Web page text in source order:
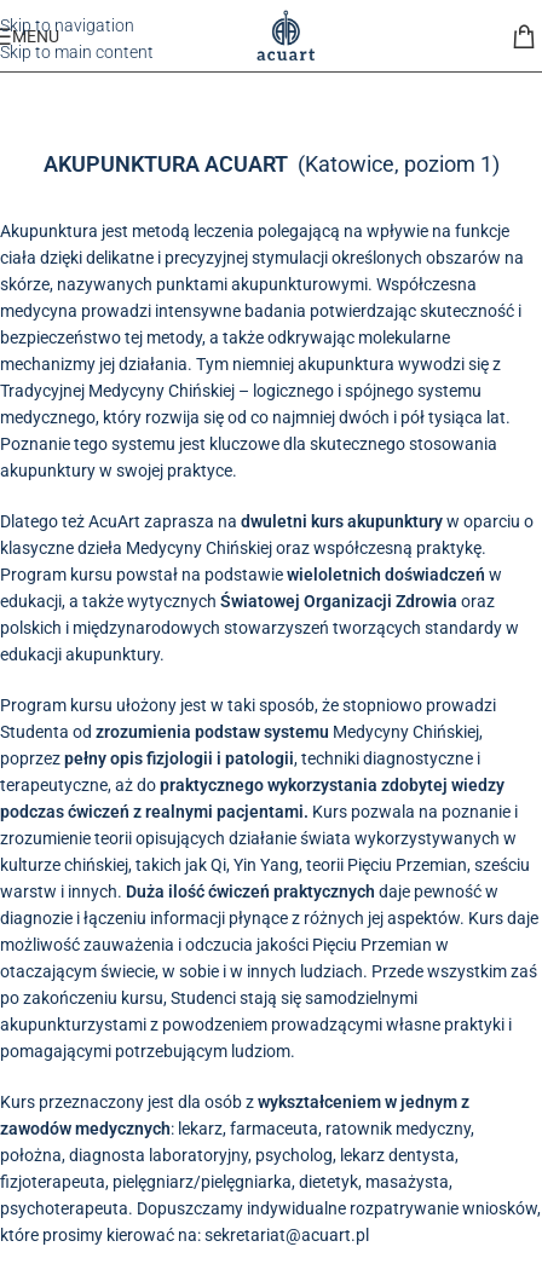
Skip to navigation
Skip to main content
MENU
AKUPUNKTURA
Informacje szczegółowe
Pełen kurs obejmuje24 zjazdypo15 godzin
każdy
Miejsce: Katowice, ul. Klonowa 35C
Język wykładowy:polski
Koszt:24 raty po 1150 PLNkażda
AKUPUNKTURA ACUART (Katowice, poziom 1)
Akupunktura jest metodą leczenia polegającą na wpływie na funkcje
ciała dzięki delikatne i precyzyjnej stymulacji określonych obszarów na
skórze, nazywanych punktami akupunkturowymi. Współczesna
medycyna prowadzi intensywne badania potwierdzając skuteczność i
bezpieczeństwo tej metody, a także odkrywając molekularne
mechanizmy jej działania. Tym niemniej akupunktura wywodzi się z
Tradycyjnej Medycyny Chińskiej – logicznego i spójnego systemu
medycznego, który rozwija się od co najmniej dwóch i pół tysiąca lat.
Poznanie tego systemu jest kluczowe dla skutecznego stosowania
akupunktury w swojej praktyce.
Dlatego też AcuArt zaprasza na dwuletni kurs akupunkturyw oparciu o
klasyczne dzieła Medycyny Chińskiej oraz współczesną praktykę.
Program kursu powstał na podstawiewieloletnich doświadczeń w
edukacji, a także wytycznych Światowej Organizacji Zdrowia oraz
polskich i międzynarodowych stowarzyszeń tworzących standardy w
edukacji akupunktury.
Program kursu ułożony jest w taki sposób, że stopniowo prowadzi
Studenta od zrozumienia podstaw systemu Medycyny Chińskiej,
poprzezpełny opis fizjologii i patologii, techniki diagnostyczne i
terapeutyczne, aż dopraktycznego wykorzystania zdobytej wiedzy
podczas ćwiczeń z realnymi pacjentami. Kurs pozwala na poznanie i
zrozumienie teorii opisujących działanie świata wykorzystywanych w
kulturze chińskiej, takich jak Qi, Yin Yang, teorii Pięciu Przemian, sześciu
warstw i innych. Duża ilość ćwiczeń praktycznych daje pewność w
diagnozie i łączeniu informacji płynące z różnych jej aspektów. Kurs daje
możliwość zauważenia i odczucia jakości Pięciu Przemian w
otaczającym świecie, w sobie i w innych ludziach. Przede wszystkim zaś
po zakończeniu kursu, Studenci stają się samodzielnymi
akupunkturzystami z powodzeniem prowadzącymi własne praktyki i
pomagającymi potrzebującym ludziom.
Kurs przeznaczony jest dla osób zwykształceniem w jednym z
zawodów medycznych: lekarz, farmaceuta, ratownik medyczny,
położna, diagnosta laboratoryjny, psycholog, lekarz dentysta,
fizjoterapeuta, pielęgniarz/pielęgniarka, dietetyk, masażysta,
psychoterapeuta. Dopuszczamy indywidualne rozpatrywanie wniosków,
które prosimy kierować na: sekretariat@acuart.pl